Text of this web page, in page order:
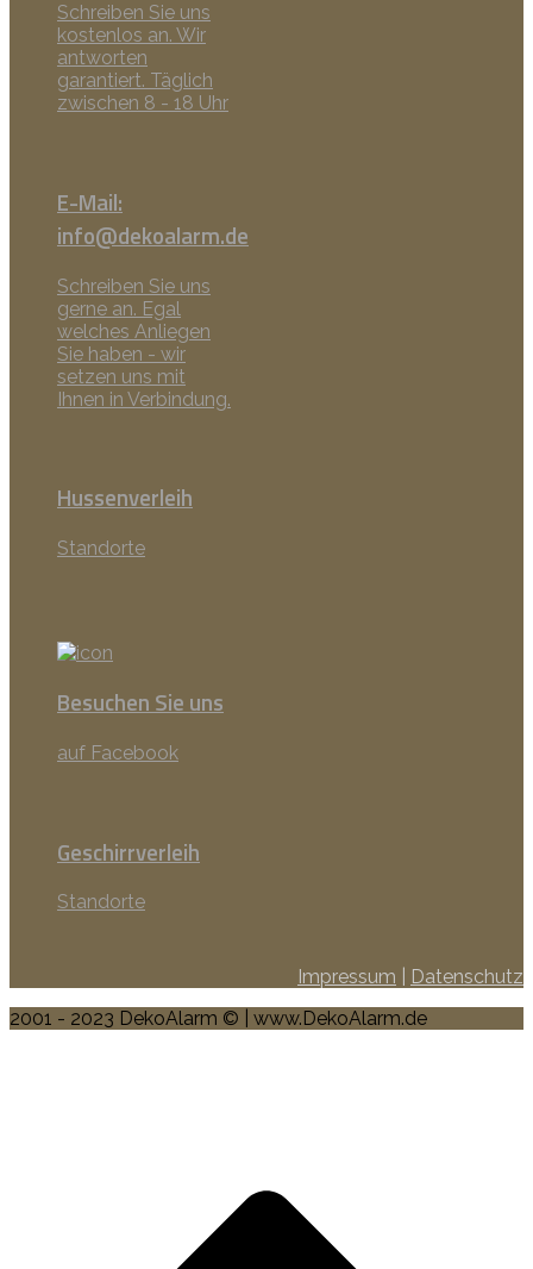
Schreiben Sie uns
kostenlos an. Wir
antworten
garantiert. Täglich
zwischen 8 - 18 Uhr
E-Mail:
info@dekoalarm.de
Schreiben Sie uns
gerne an. Egal
welches Anliegen
Sie haben - wir
setzen uns mit
Ihnen in Verbindung.
Hussenverleih
Standorte
Besuchen Sie uns
auf Facebook
Geschirrverleih
Standorte
Impressum
Datenschutz
2001 - 2023 DekoAlarm © | www.DekoAlarm.de